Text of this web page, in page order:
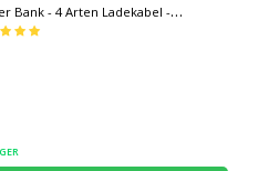
Bank - 4 Arten Ladekabel -
Taschenlampe - Externes